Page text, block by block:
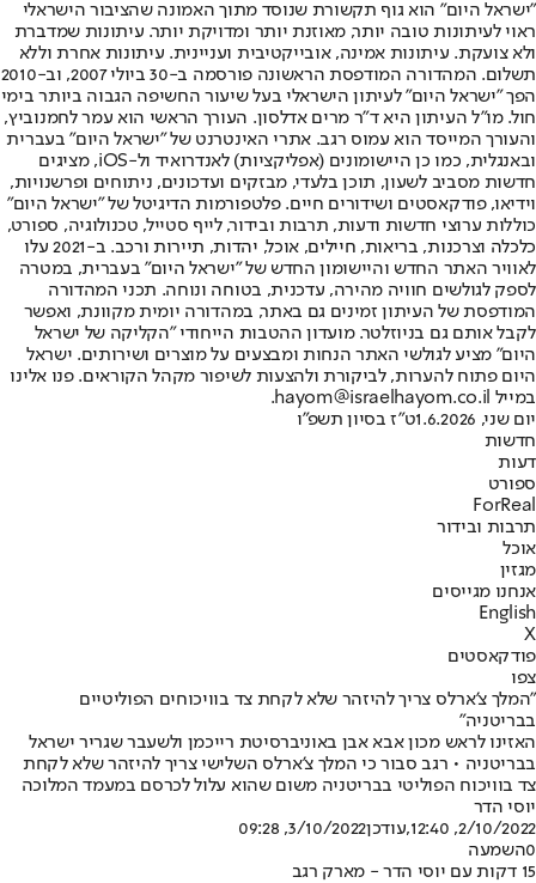
"ישראל היום" הוא גוף תקשורת שנוסד מתוך האמונה שהציבור הישראלי
ראוי לעיתונות טובה יותר, מאוזנת יותר ומדויקת יותר. עיתונות שמדברת
ולא צועקת. עיתונות אמינה, אובייקטיבית ועניינית. עיתונות אחרת וללא
תשלום. המהדורה המודפסת הראשונה פורסמה ב-30 ביולי 2007, וב-2010
הפך "ישראל היום" לעיתון הישראלי בעל שיעור החשיפה הגבוה ביותר בימי
חול. מו"ל העיתון היא ד"ר מרים אדלסון. העורך הראשי הוא עמר לחמנוביץ,
והעורך המייסד הוא עמוס רגב. אתרי האינטרנט של "ישראל היום" בעברית
ובאנגלית, כמו כן היישומונים (אפליקציות) לאנדרואיד ול-iOS, מציגים
חדשות מסביב לשעון, תוכן בלעדי, מבזקים ועדכונים, ניתוחים ופרשנויות,
וידיאו, פודקאסטים ושידורים חיים. פלטפורמות הדיגיטל של "ישראל היום"
כוללות ערוצי חדשות ודעות, תרבות ובידור, לייף סטייל, טכנולוגיה, ספורט,
כלכלה וצרכנות, בריאות, חיילים, אוכל, יהדות, תיירות ורכב. ב-2021 עלו
לאוויר האתר החדש והיישומון החדש של "ישראל היום" בעברית, במטרה
לספק לגולשים חוויה מהירה, עדכנית, בטוחה ונוחה. תכני המהדורה
המודפסת של העיתון זמינים גם באתר, במהדורה יומית מקוונת, ואפשר
לקבל אותם גם בניוזלטר. מועדון ההטבות הייחודי "הקליקה של ישראל
היום" מציע לגולשי האתר הנחות ומבצעים על מוצרים ושירותים. ישראל
היום פתוח להערות, לביקורת ולהצעות לשיפור מקהל הקוראים. פנו אלינו
במייל hayom@israelhayom.co.il.
יום שני, 1.6.2026
ט"ז בסיון תשפ"ו
חדשות
דעות
ספורט
ForReal
תרבות ובידור
אוכל
מגזין
אנחנו מגייסים
English
X
פודקאסטים
צפו
"המלך צ'ארלס צריך להיזהר שלא לקחת צד בוויכוחים הפוליטיים
בבריטניה"
האזינו לראש מכון אבא אבן באוניברסיטת רייכמן ולשעבר שגריר ישראל
בבריטניה • רגב סבור כי המלך צ'ארלס השלישי צריך להיזהר שלא לקחת
צד בוויכוח הפוליטי בבריטניה משום שהוא עלול לכרסם במעמד המלוכה
יוסי הדר
2/10/2022, 12:40
,עודכן3/10/2022, 09:28
0השמעה
15 דקות עם יוסי הדר - מארק רגב